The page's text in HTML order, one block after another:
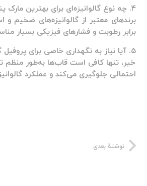
۴. چه نوع گالوانیزه‌ای برای بهترین مارک پنجره دوجداره استفاده می‌شود؟
برندهای معتبر از گالوانیزه‌های ضخیم
برابر رطوبت و فشارهای فیزیکی بسیار
۵. آیا نیاز به نگهداری خاصی برای پروفیل گالوانیزه وجود دارد؟
خیر، تنها کافی است قاب‌ها به‌طور منظم
احتمالی جلوگیری می‌کند و عملکرد
نوشتهٔ بعدی